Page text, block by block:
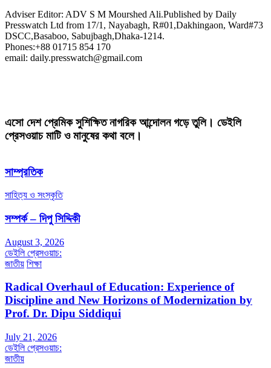
Adviser Editor: ADV S M Mourshed Ali.Published by Daily
Presswatch Ltd from 17/1, Nayabagh, R#01,Dakhingaon, Ward#73
DSCC,Basaboo, Sabujbagh,Dhaka-1214.
Phones:+88 01715 854 170
email: daily.presswatch@gmail.com
এসো দেশ প্রেমিক সুশিক্ষিত নাগরিক আন্দোলন গড়ে তুলি। ডেইলি
প্রেসওয়াচ মাটি ও মানুষের কথা বলে।
সাম্প্রতিক
সাহিত্য ও সংস্কৃতি
সম্পর্ক – দিপু সিদ্দিকী
August 3, 2026
ডেইলি প্রেসওয়াচ:
জাতীয় শিক্ষা
Radical Overhaul of Education: Experience of
Discipline and New Horizons of Modernization by
Prof. Dr. Dipu Siddiqui
July 21, 2026
ডেইলি প্রেসওয়াচ:
জাতীয়